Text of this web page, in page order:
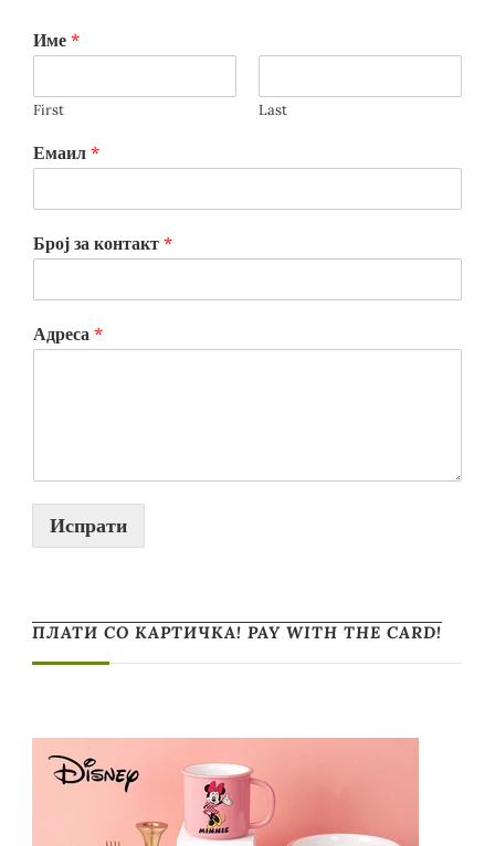
Име *
First Last
Емаил *
Број за контакт *
Адреса *
Испрати
ПЛАТИ СО КАРТИЧКА! PAY WITH THE CARD!